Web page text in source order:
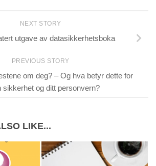
NEXT STORY
utgave av datasikkerhetsboka
PREVIOUS STORY
om deg? – Og hva betyr dette for
sikkerhet og ditt personvern?
LIKE...